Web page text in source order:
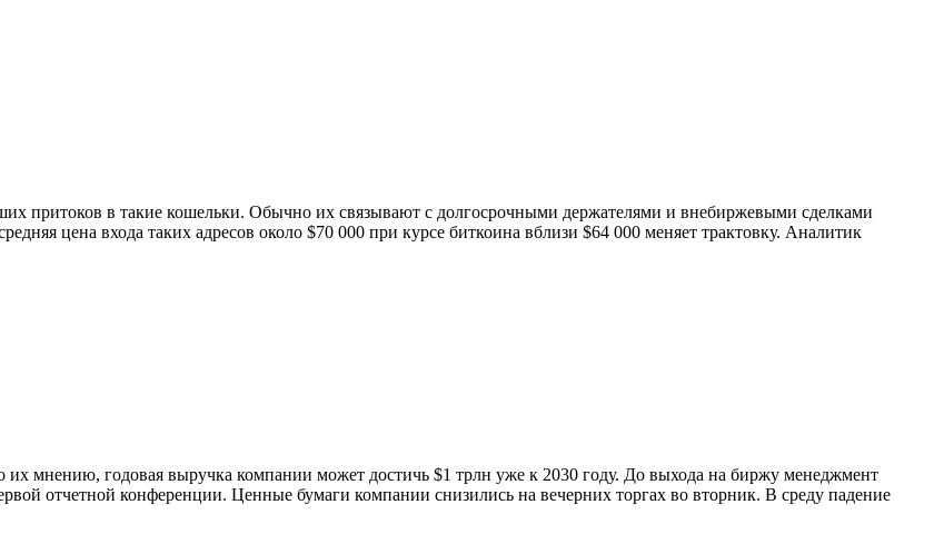
притоков в такие кошельки. Обычно их связывают с долгосрочными держателями и внебиржевыми сделками
цена входа таких адресов около $70 000 при курсе биткоина вблизи $64 000 меняет трактовку. Аналитик
мнению, годовая выручка компании может достичь $1 трлн уже к 2030 году. До выхода на биржу менеджмент
отчетной конференции. Ценные бумаги компании снизились на вечерних торгах во вторник. В среду падение